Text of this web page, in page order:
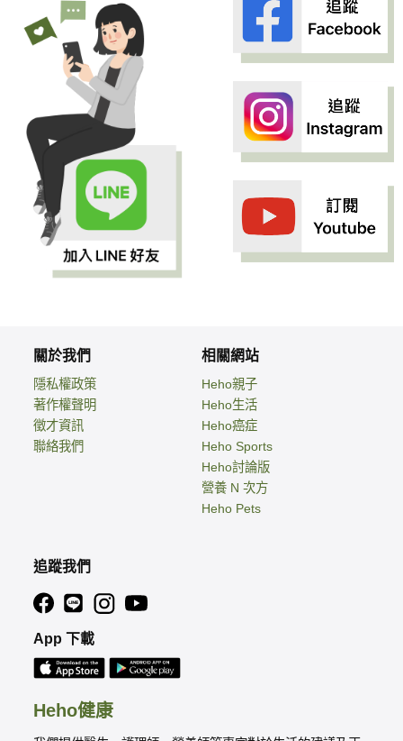
Heho健康
關於我們
隱私權政策
著作權聲明
徵才資訊
聯絡我們
相關網站
Heho親子
Heho生活
Heho癌症
Heho Sports
Heho討論版
營養 N 次方
Heho Pets
追蹤我們
App 下載